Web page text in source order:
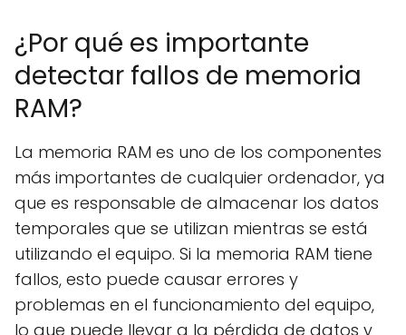
¿Por qué es importante
detectar fallos de memoria
RAM?
La memoria RAM es uno de los componentes
más importantes de cualquier ordenador, ya
que es responsable de almacenar los datos
temporales que se utilizan mientras se está
utilizando el equipo. Si la memoria RAM tiene
fallos, esto puede causar errores y
problemas en el funcionamiento del equipo,
lo que puede llevar a la pérdida de datos y